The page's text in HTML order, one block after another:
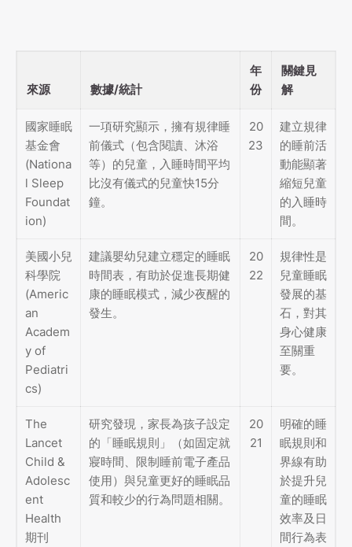
來源 數據/統計
年
份
關鍵見
解
國家睡眠
基金會
(Nationa
l Sleep
Foundat
ion)
一項研究顯示，擁有規律睡
前儀式（包含閱讀、沐浴
等）的兒童，入睡時間平均
比沒有儀式的兒童快15分
鐘。
20
23
建立規律
的睡前活
動能顯著
縮短兒童
的入睡時
間。
美國小兒
科學院
(Americ
an
Academ
y of
Pediatri
cs)
建議嬰幼兒建立穩定的睡眠
時間表，有助於促進長期健
康的睡眠模式，減少夜醒的
發生。
20
22
規律性是
兒童睡眠
發展的基
石，對其
身心健康
至關重
要。
The
Lancet
Child &
Adolesc
ent
Health
期刊
研究發現，家長為孩子設定
的「睡眠規則」（如固定就
寢時間、限制睡前電子產品
使用）與兒童更好的睡眠品
質和較少的行為問題相關。
20
21
明確的睡
眠規則和
界線有助
於提升兒
童的睡眠
效率及日
間行為表